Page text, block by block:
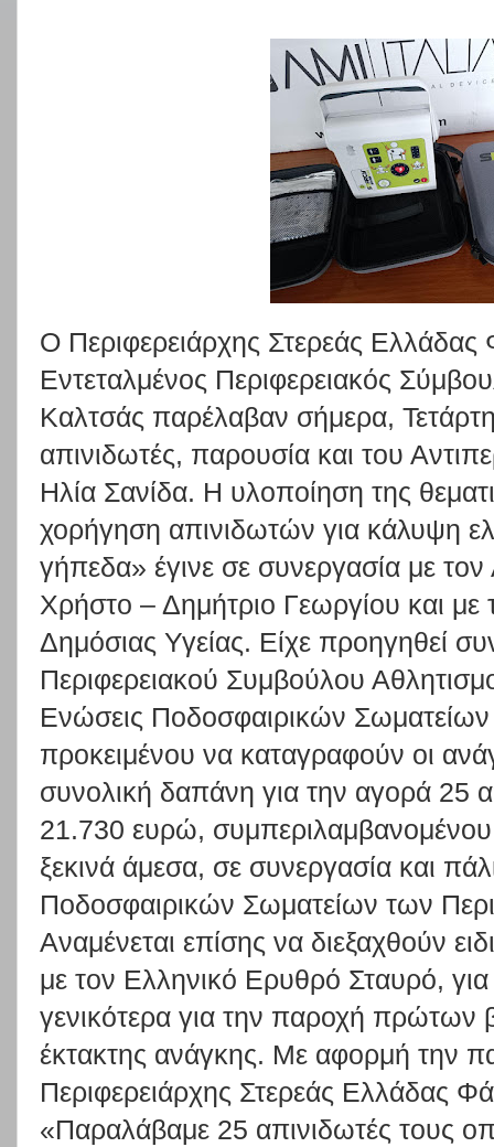
Ο Περιφερειάρχης Στερεάς
Εντεταλμένος Περιφερειακός
Καλτσάς παρέλαβαν σήμερα,
απινιδωτές, παρουσία και του
Ηλία Σανίδα. Η υλοποίηση της
χορήγηση απινιδωτών για κάλυψη
γήπεδα» έγινε σε συνεργασία με τον
Χρήστο – Δημήτριο Γεωργίου και με
Δημόσιας Υγείας. Είχε προηγηθεί
Περιφερειακού Συμβούλου
Ενώσεις Ποδοσφαιρικών
προκειμένου να καταγραφούν οι
συνολική δαπάνη για την αγορά 25
21.730 ευρώ,
ξεκινά άμεσα, σε συνεργασία και
Ποδοσφαιρικών Σωματείων των
Αναμένεται επίσης να διεξαχθούν
με τον Ελληνικό Ερυθρό Σταυρό,
γενικότερα για την παροχή πρώτων
έκτακτης ανάγκης. Με αφορμή την
Περιφερειάρχης Στερεάς Ελλάδας
«Παραλάβαμε 25 απινιδωτές τους